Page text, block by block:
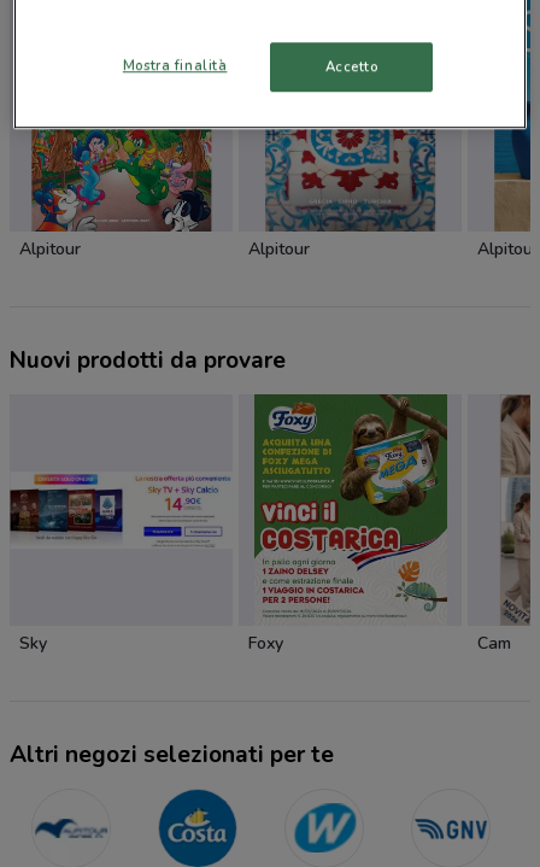
Alpitour Alpitour Alpitour
Nuovi prodotti da provare
Sky Foxy Cam
Altri negozi selezionati per te
Mostra finalità Accetto